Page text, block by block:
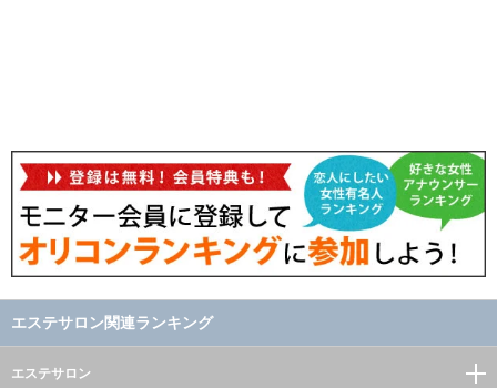
エステサロン関連ランキング
エステサロン